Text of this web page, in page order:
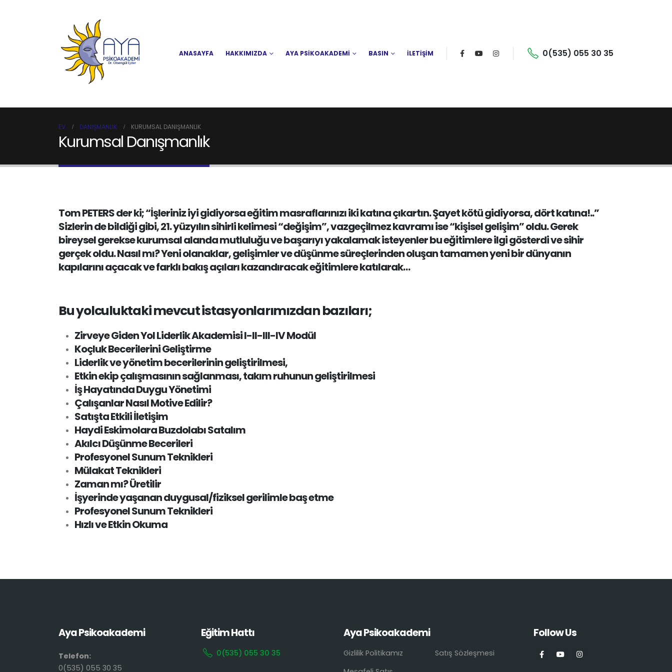
ANASAYFA HAKKIMIZDA AYA PSİKOAKADEMİ BASIN İLETİŞİM 0(535) 055 30 35
EV DANIŞMANLIK KURUMSAL DANIŞMANLIK
Kurumsal Danışmanlık
Tom PETERS der ki; “İşleriniz iyi gidiyorsa eğitim masraflarınızı iki katına çıkartın. Şayet kötü gidiyorsa, dört katına!..”
Sizlerin de bildiği gibi, 21. yüzyılın sihirli kelimesi “değişim”, vazgeçilmez kavramı ise “kişisel gelişim” oldu. Gerek
bireysel gerekse kurumsal alanda mutluluğu ve başarıyı yakalamak isteyenler bu eğitimlere ilgi gösterdi ve sihir
gerçek oldu. Nasıl mı? Yeni olanaklar, gelişimler ve düşünme süreçlerinden oluşan tamamen yeni bir dünyanın
kapılarını açacak ve farklı bakış açıları kazandıracak eğitimlere katılarak…
Bu yolculuktaki mevcut istasyonlarımızdan bazıları;
Zirveye Giden Yol Liderlik Akademisi I-II-III-IV Modül
Koçluk Becerilerini Geliştirme
Liderlik ve yönetim becerilerinin geliştirilmesi,
Etkin ekip çalışmasının sağlanması, takım ruhunun geliştirilmesi
İş Hayatında Duygu Yönetimi
Çalışanlar Nasıl Motive Edilir?
Satışta Etkili İletişim
Haydi Eskimolara Buzdolabı Satalım
Akılcı Düşünme Becerileri
Profesyonel Sunum Teknikleri
Mülakat Teknikleri
Zaman mı? Üretilir
İşyerinde yaşanan duygusal/fiziksel gerilimle baş etme
Profesyonel Sunum Teknikleri
Hızlı ve Etkin Okuma
Aya Psikoakademi
Telefon:
0(535) 055 30 35
Eğitim Hattı
0(535) 055 30 35
Aya Psikoakademi
Gizlilik Politikamız
Satış Sözleşmesi
Follow Us